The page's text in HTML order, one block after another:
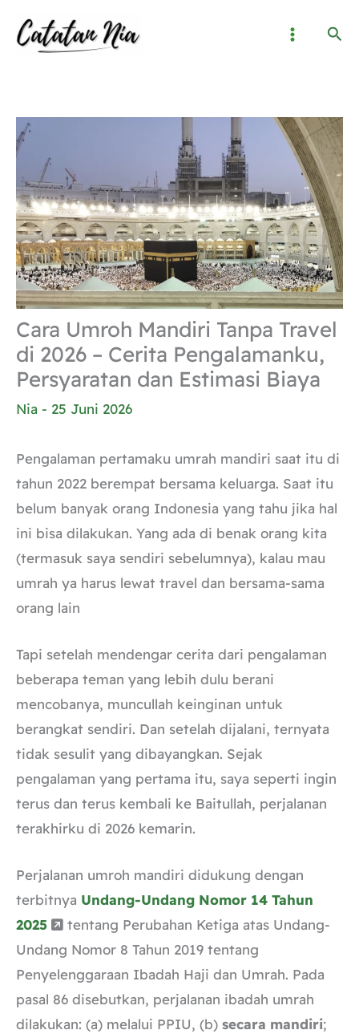
Cari
Cara Umroh Mandiri Tanpa Travel
di 2026 – Cerita Pengalamanku,
Persyaratan dan Estimasi Biaya
Nia - 25 Juni 2026
Pengalaman pertamaku umrah mandiri saat itu di
tahun 2022 berempat bersama keluarga. Saat itu
belum banyak orang Indonesia yang tahu jika hal
ini bisa dilakukan. Yang ada di benak orang kita
(termasuk saya sendiri sebelumnya), kalau mau
umrah ya harus lewat travel dan bersama-sama
orang lain
Tapi setelah mendengar cerita dari pengalaman
beberapa teman yang lebih dulu berani
mencobanya, muncullah keinginan untuk
berangkat sendiri. Dan setelah dijalani, ternyata
tidak sesulit yang dibayangkan. Sejak
pengalaman yang pertama itu, saya seperti ingin
terus dan terus kembali ke Baitullah, perjalanan
terakhirku di 2026 kemarin.
Perjalanan umroh mandiri didukung dengan
terbitnya Undang-Undang Nomor 14 Tahun
2025
tentang Perubahan Ketiga atas Undang-
Undang Nomor 8 Tahun 2019 tentang
Penyelenggaraan Ibadah Haji dan Umrah. Pada
pasal 86 disebutkan, perjalanan ibadah umrah
dilakukan: (a) melalui PPIU, (b) secara mandiri;